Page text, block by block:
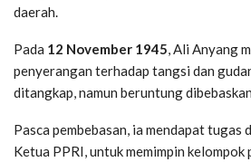
daerah.
Pada 12 November 1945, Ali Anyang
penyerangan terhadap tangsi dan
ditangkap, namun beruntung
Pasca pembebasan, ia mendapat tugas
Ketua PPRI, untuk memimpin kelompok